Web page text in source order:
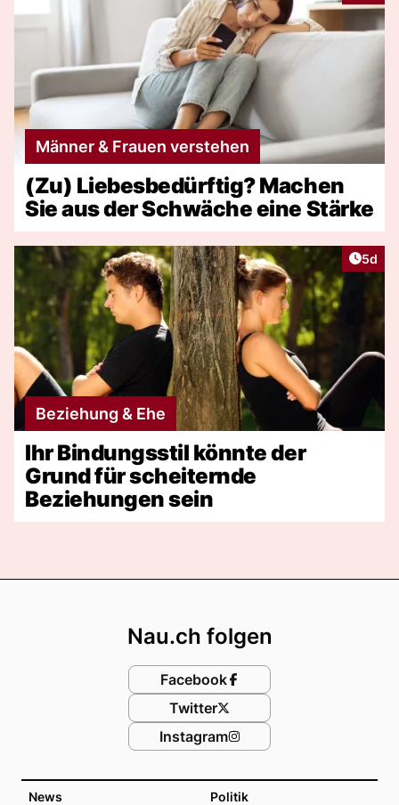
Männer & Frauen verstehen
(Zu) Liebesbedürftig? Machen
Sie aus der Schwäche eine Stärke
5d
Beziehung & Ehe
Ihr Bindungsstil könnte der
Grund für scheiternde
Beziehungen sein
News Politik
Nau.ch folgen
Facebook
Twitter
Instagram